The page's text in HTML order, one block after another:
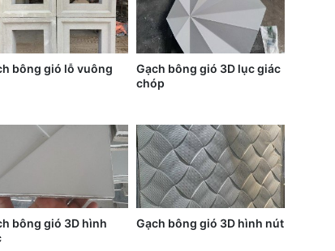
bông gió lỗ vuông
Gạch bông gió 3D lục giác
chóp
bông gió 3D hình
Gạch bông gió 3D hình nút